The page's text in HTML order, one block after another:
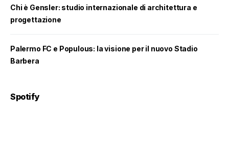
Chi è Gensler: studio internazionale di architettura e
progettazione
Palermo FC e Populous: la visione per il nuovo Stadio
Barbera
Spotify